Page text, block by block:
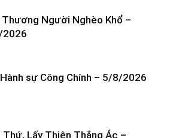
Thương Người Nghèo Khổ –
sự Công Chính – 5/8/2026
Thứ, Lấy Thiện Thắng Ác –